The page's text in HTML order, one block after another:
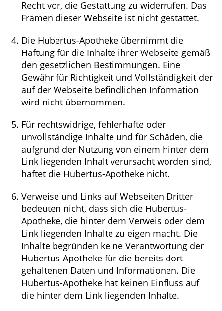
Recht vor, die Gestattung zu widerrufen. Das
Framen dieser Webseite ist nicht gestattet.
Die Hubertus-Apotheke übernimmt die
Haftung für die Inhalte ihrer Webseite gemäß
den gesetzlichen Bestimmungen. Eine
Gewähr für Richtigkeit und Vollständigkeit der
auf der Webseite befindlichen Information
wird nicht übernommen.
Für rechtswidrige, fehlerhafte oder
unvollständige Inhalte und für Schäden, die
aufgrund der Nutzung von einem hinter dem
Link liegenden Inhalt verursacht worden sind,
haftet die Hubertus-Apotheke nicht.
Verweise und Links auf Webseiten Dritter
bedeuten nicht, dass sich die Hubertus-
Apotheke, die hinter dem Verweis oder dem
Link liegenden Inhalte zu eigen macht. Die
Inhalte begründen keine Verantwortung der
Hubertus-Apotheke für die bereits dort
gehaltenen Daten und Informationen. Die
Hubertus-Apotheke hat keinen Einfluss auf
die hinter dem Link liegenden Inhalte.